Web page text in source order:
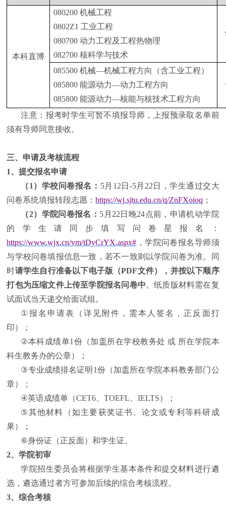
本科直博
080200机械工程
0802Z1 工业工程
080700动力工程及工程热物理
082700核科学与技术
085500机械—机械工程方向（含工业工程）
085800能源动力—动力工程方向
085800能源动力—核能与核技术工程方向
注意：报考时学生可暂不填报导师，上报预录取名单前
须有导师同意接收。
三、申请及考核流程
1、提交报名申请
（1 ）学校问卷报名： 5月 12 日 -5月 22 日，学生通过交大
问卷系统填报转段志愿 ：https://wj.sjtu.edu.cn/q/ZnFXoioq ；
（2）学院问卷报名： 5 月 22 日晚24点前 ，申请机动学院
的学生请同步填写问卷星报名
：
https://www.wjx.cn/vm/tDyCrYX.aspx# ，学院问卷报名导师须
与学校问卷填报信息一致，若不一致则以学院问卷为准。同
时请学生自行准备以下电子版（PDF文件），并按以下顺序
打包为压缩文件上传至学院报名问卷中。纸质版材料需在复
试面试当天递交给面试组。
① 报名申请表（详见附件，需本人签名，正反面打
印）；
②本科成绩单1 份（加盖所在学校教务处 或 所在学院本
科生教务办的公章）；
③专业成绩排名证明 1份（加盖所在学院本科教务部门公
章）；
④英语成绩单（CET6 、TOEFL 、IELTS）；
⑤其他材料（如主要获奖证书、论文或专利等科研成
果）；
⑥身份证（正反面）和学生证。
2、学院初审
学院招生委员会将根据学生基本条件和提交材料进行遴
选 ，遴选通过者方可参加后续的综合考核流程。
3、综合考核